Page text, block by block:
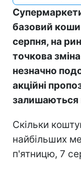
базовий
серпня, на
точкова
незначно
акційні
залишаються
Скільки
найбільших
п'ятницю, 7